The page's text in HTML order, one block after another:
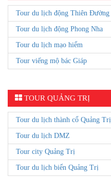
Tour du lịch động Thiên Đường
Tour du lịch động Phong Nha
Tour du lịch mạo hiểm
Tour viếng mộ bác Giáp
TOUR QUẢNG TRỊ
Tour du lịch thành cổ Quảng Trị
Tour du lịch DMZ
Tour city Quảng Trị
Tour du lịch biển Quảng Trị